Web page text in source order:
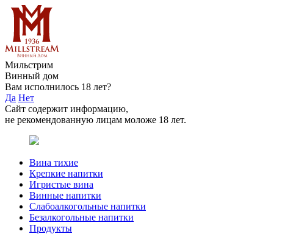
Мильстрим
Винный дом
Вам исполнилось 18 лет?
Да Нет
Сайт содержит информацию,
не рекомендованную лицам моложе 18 лет.
Вина тихие
Крепкие напитки
Игристые вина
Винные напитки
Слабоалкогольные напитки
Безалкогольные напитки
Продукты